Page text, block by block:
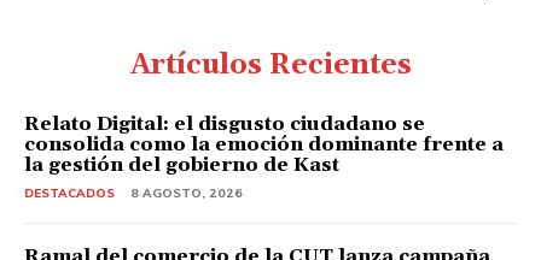
Artículos Recientes
Relato Digital: el disgusto ciudadano se
consolida como la emoción dominante frente a
la gestión del gobierno de Kast
DESTACADOS 8 AGOSTO, 2026